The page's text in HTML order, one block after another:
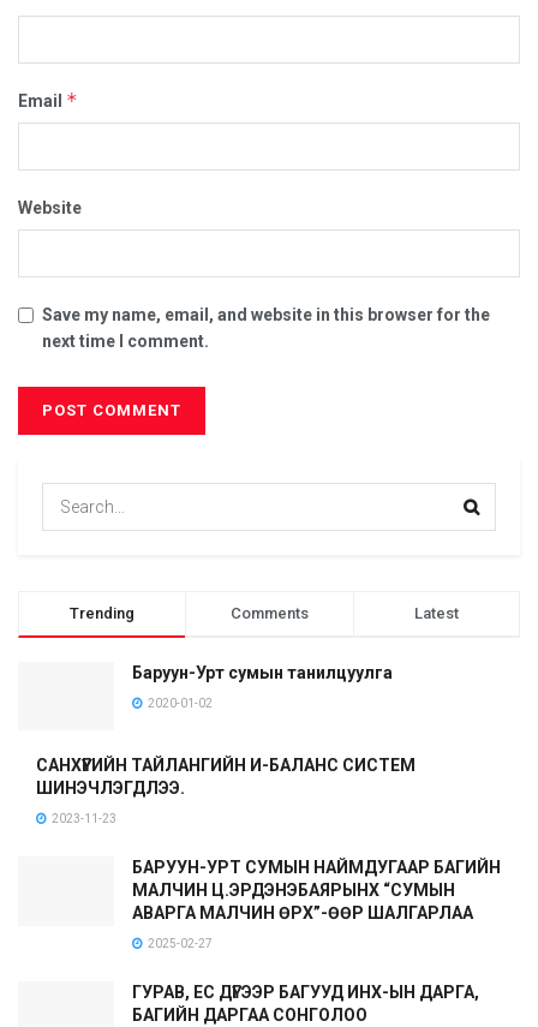
Email *
Website
Save my name, email, and website in this browser for the
next time I comment.
Trending Comments Latest
Баруун-Урт сумын танилцуулга
2020-01-02
САНХҮҮГИЙН ТАЙЛАНГИЙН И-БАЛАНС СИСТЕМ
ШИНЭЧЛЭГДЛЭЭ.
2023-11-23
БАРУУН-УРТ СУМЫН НАЙМДУГААР БАГИЙН
МАЛЧИН Ц.ЭРДЭНЭБАЯРЫНХ “СУМЫН
АВАРГА МАЛЧИН ӨРХ”-ӨӨР ШАЛГАРЛАА
2025-02-27
ГУРАВ, ЕС ДҮГЭЭР БАГУУД ИНХ-ЫН ДАРГА,
БАГИЙН ДАРГАА СОНГОЛОО